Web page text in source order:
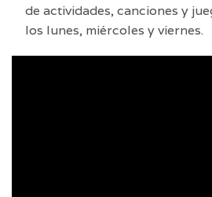
de actividades, canciones y
los lunes, miércoles y viernes.